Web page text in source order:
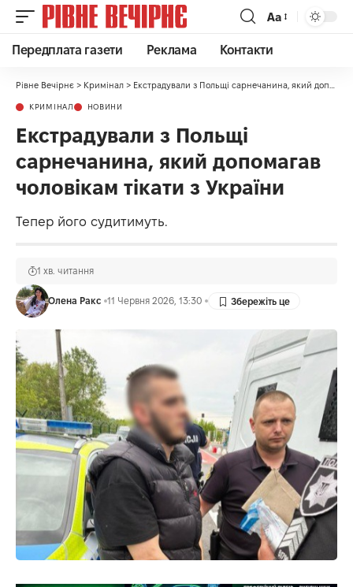
Аа
Передплата газети Реклама Контакти
Рівне Вечірнє > Кримінал > Екстрадували з Польщі сарнечанина, який допомагав чоловікам тікати з України
КРИМІНАЛ НОВИНИ
Екстрадували з Польщі
сарнечанина, який допомагав
чоловікам тікати з України
Тепер його судитимуть.
Олена Ракс 11 Червня 2026, 13:30
1 хв. читання